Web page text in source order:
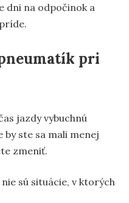
dni na odpočinok a
pri
jazdy vybuchnú
by ste sa mali menej
zmeniť.
sú situácie, v ktorých